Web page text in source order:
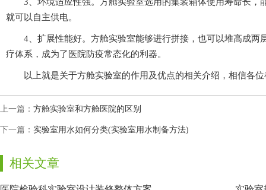
就可以自主供电。
4、扩展性能好。方舱实验室能够进行拼接，也可以堆高成两
疗体系，成为了医院防疫常态化的利器。
以上就是关于方舱实验室的作用及优点的相关介绍，相信各位都
上一篇： 方舱实验室和方舱医院的区别
下一篇： 实验室用水如何分类(实验室用水制备方法)
相关文章